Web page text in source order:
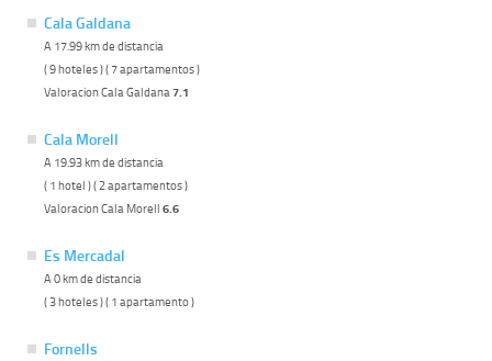
Cala Galdana
A 17.99 km de distancia
( 9 hoteles ) ( 7 apartamentos )
Valoracion Cala Galdana 7.1
Cala Morell
A 19.93 km de distancia
( 1 hotel ) ( 2 apartamentos )
Valoracion Cala Morell 6.6
Es Mercadal
A 0 km de distancia
( 3 hoteles ) ( 1 apartamento )
Fornells